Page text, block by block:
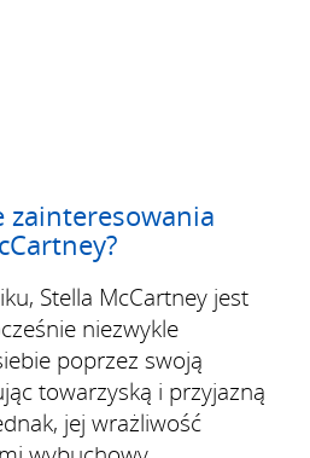
zainteresowania
Stella McCartney jest
niezwykle
poprzez swoją
towarzyską i przyjazną
jej wrażliwość